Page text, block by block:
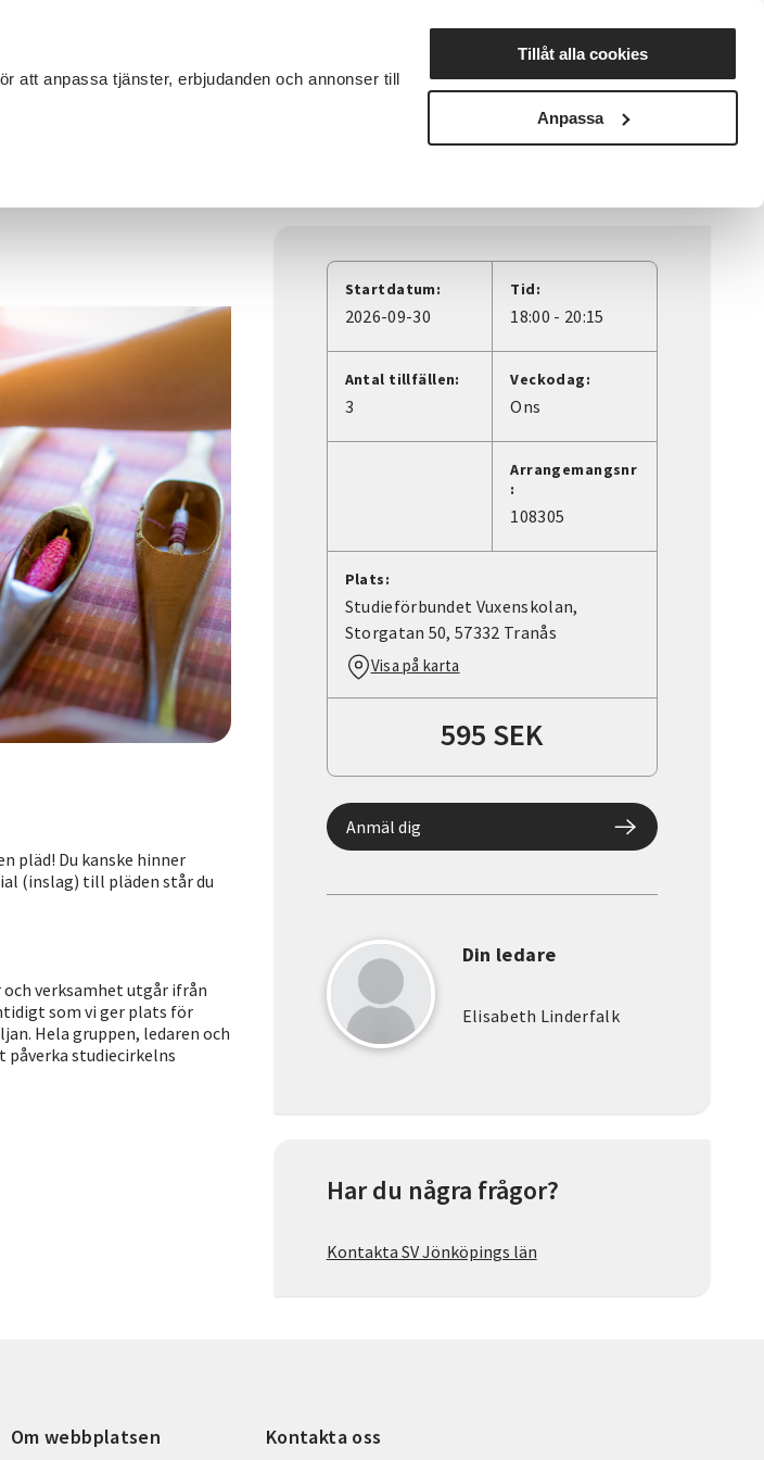
att anpassa tjänster, erbjudanden och annonser till
Tillåt alla cookies
Anpassa
Nyheter Avdelningar
pläd! Du kanske hinner
(inslag) till pläden står du
och verksamhet utgår ifrån
som vi ger plats för
Hela gruppen, ledaren och
studiecirkelns
Startdatum:
2026-09-30
Tid:
18:00 - 20:15
Antal tillfällen:
3
Veckodag:
Ons
Arrangemangsnr
:
108305
Plats:
Studieförbundet Vuxenskolan,
Storgatan 50, 57332 Tranås
Visa på karta
595 SEK
Anmäl dig
Din ledare
Elisabeth Linderfalk
Har du några frågor?
Kontakta SV Jönköpings län
Om webbplatsen Kontakta oss